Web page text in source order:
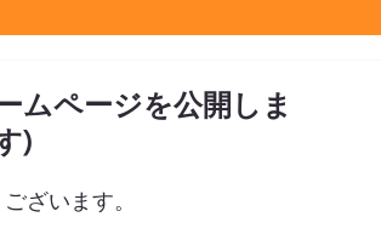
ムページを公開しま
)
ざいます。